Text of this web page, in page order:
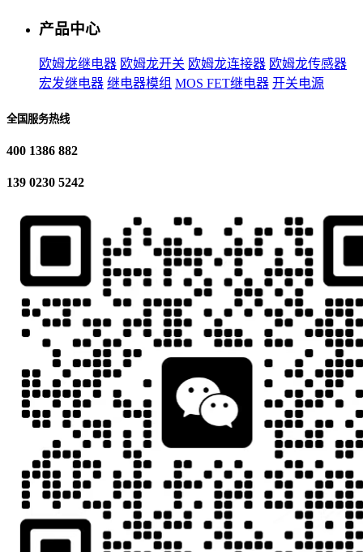
产品中心
欧姆龙继电器 欧姆龙开关 欧姆龙连接器 欧姆龙传感器
宏发继电器 继电器模组 MOS FET继电器 开关电源
全国服务热线
400 1386 882
139 0230 5242